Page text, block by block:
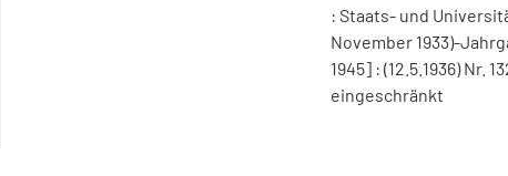
: Staats- und
November 1933)-
1945] : (12.5.1936)
eingeschränkt